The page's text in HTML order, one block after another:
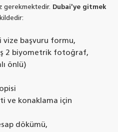
gerekmektedir. Dubai'ye gitmek
vize başvuru formu,
2 biyometrik fotoğraf,
önlü)
ve konaklama için
dökümü,